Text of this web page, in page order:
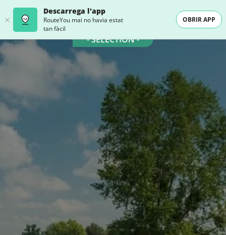
Descarrega l'app
RouteYou mai no havia estat
tan fàcil
OBRIR APP
- SELECTION -